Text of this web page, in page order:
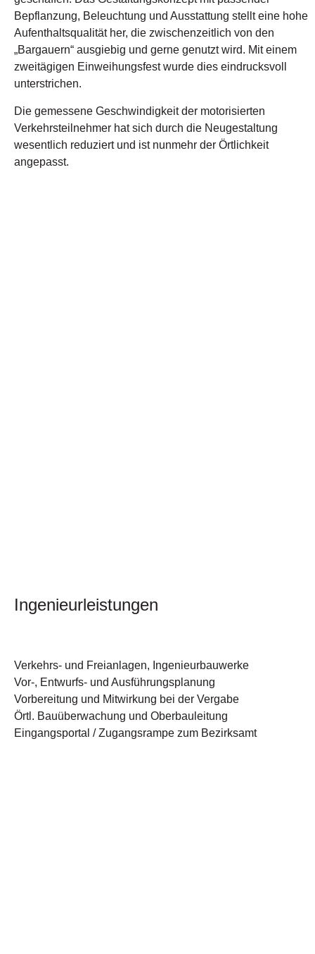
Bepflanzung, Beleuchtung und Ausstattung stellt eine hohe
Aufenthaltsqualität her, die zwischenzeitlich von den
„Bargauern“ ausgiebig und gerne genutzt wird. Mit einem
zweitägigen Einweihungsfest wurde dies eindrucksvoll
unterstrichen.
Die gemessene Geschwindigkeit der motorisierten
Verkehrsteilnehmer hat sich durch die Neugestaltung
wesentlich reduziert und ist nunmehr der Örtlichkeit
angepasst.
Ingenieurleistungen
Verkehrs- und Freianlagen, Ingenieurbauwerke
Vor-, Entwurfs- und Ausführungsplanung
Vorbereitung und Mitwirkung bei der Vergabe
Örtl. Bauüberwachung und Oberbauleitung
Eingangsportal / Zugangsrampe zum Bezirksamt